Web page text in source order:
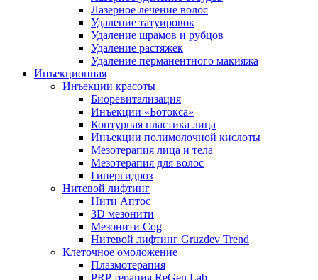
Лазерное лечение волос
Удаление татуировок
Удаление шрамов и рубцов
Удаление растяжек
Удаление перманентного макияжа
Инъекционная
Инъекции красоты
Биоревитализация
Инъекции «Ботокса»
Контурная пластика лица
Инъекции полимолочной кислоты
Мезотерапия лица и тела
Мезотерапия для волос
Гипергидроз
Нитевой лифтинг
Нити Аптос
3D мезонити
Мезонити Cog
Нитевой лифтинг Gruzdev Trend
Клеточное омоложение
Плазмотерапия
PRP терапия ReGen Lab